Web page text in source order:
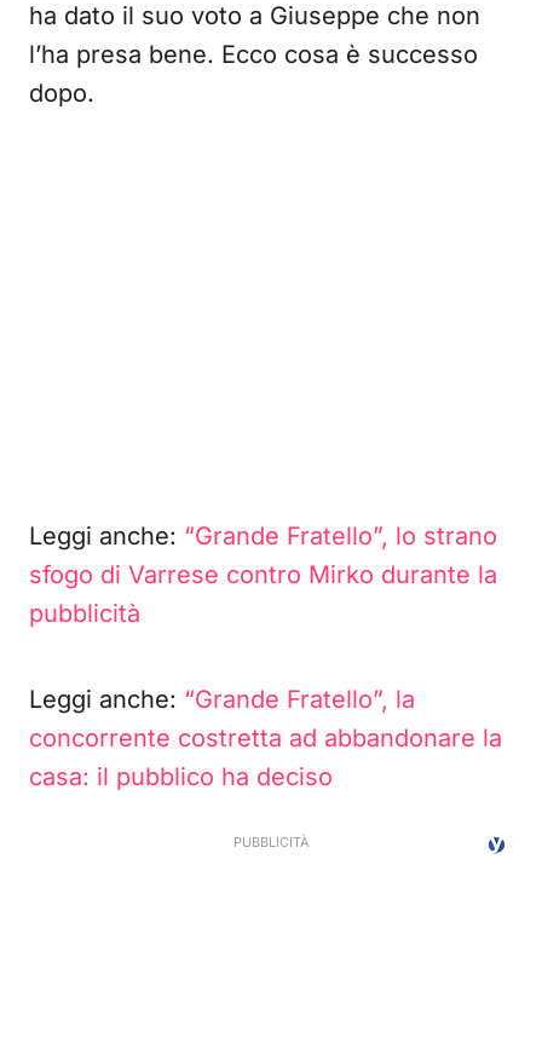
ha dato il suo voto a Giuseppe che non
l’ha presa bene. Ecco cosa è successo
dopo.
Leggi anche: “Grande Fratello”, lo strano
sfogo di Varrese contro Mirko durante la
pubblicità
Leggi anche: “Grande Fratello”, la
concorrente costretta ad abbandonare la
casa: il pubblico ha deciso